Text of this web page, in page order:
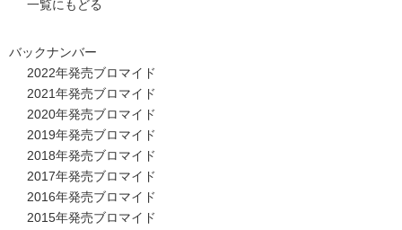
一覧にもどる
バックナンバー
2022年発売ブロマイド
2021年発売ブロマイド
2020年発売ブロマイド
2019年発売ブロマイド
2018年発売ブロマイド
2017年発売ブロマイド
2016年発売ブロマイド
2015年発売ブロマイド